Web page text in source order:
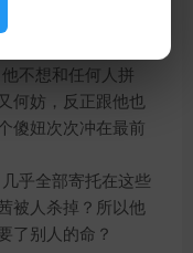
拼命了！”说罢怪
不想和任何人拼
何妨，反正跟他也
傻妞次次冲在最前
乎全部寄托在这些
被人杀掉？所以他
了别人的命？